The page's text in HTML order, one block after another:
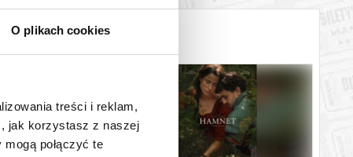
O plikach cookies
treści i reklam,
jak korzystasz z naszej
połączyć te